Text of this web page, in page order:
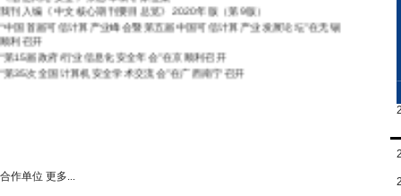
我刊入编《中文核心期刊要目总览》2020年版（第9版）
“中国首届可信计算产业峰会暨第五届中国可信计算产业发展论坛”在无锡
顺利召开
“第15届政府/行业信息化安全年会”在京顺利召开
“第35次全国计算机安全学术交流会”在广西南宁召开
合作单位 更多...